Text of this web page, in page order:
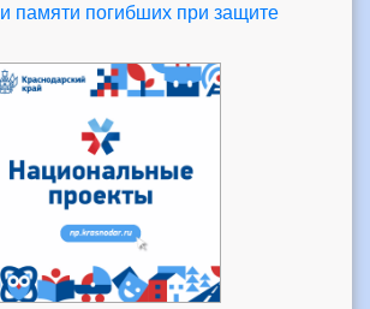
памяти погибших при защите